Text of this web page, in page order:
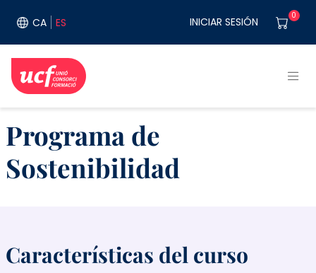
CA ES User
INICIAR SESIÓN 0
Programa de
Sostenibilidad
Características del curso